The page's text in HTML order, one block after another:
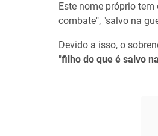
Este nome próprio
combate", "salvo na
Devido a isso, o
"filho do que é salvo